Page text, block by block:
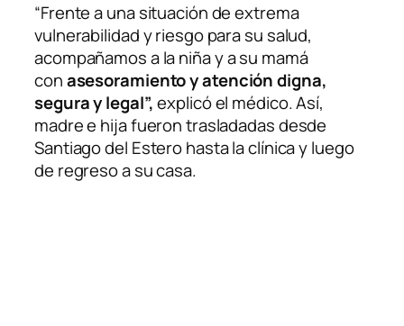
“Frente a una situación de extrema
vulnerabilidad y riesgo para su salud,
acompañamos a la niña y a su mamá
conasesoramiento y atención digna,
segura y legal”,explicó el médico. Así,
madre e hija fueron trasladadas desde
Santiago del Estero hasta la clínica y luego
de regreso a su casa.